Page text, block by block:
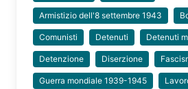
Armistizio dell'8 settembre 1943
Comunisti Detenuti Detenuti
Detenzione Diserzione
Guerra mondiale 1939-1945